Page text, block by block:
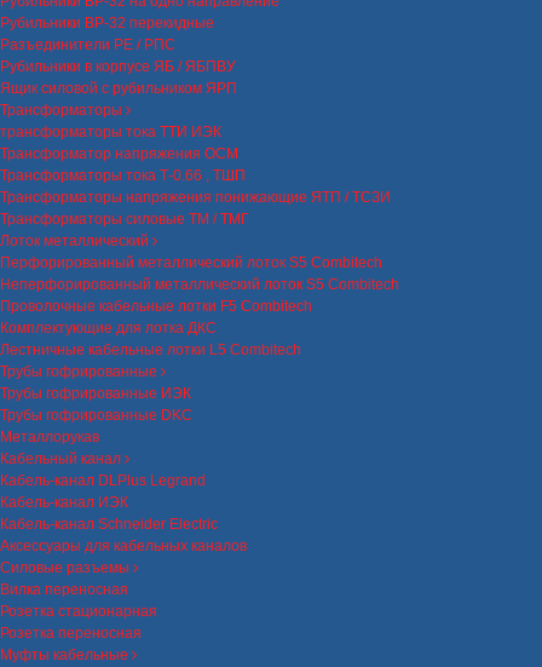
Рубильники ВР-32 перекидные
Разъединители РЕ / РПС
Рубильники в корпусе ЯБ / ЯБПВУ
Ящик силовой с рубильником ЯРП
Трансформаторы
трансформаторы тока ТТИ ИЭК
Трансформатор напряжения ОСМ
Трансформаторы тока Т-0.66 , ТШП
Трансформаторы напряжения понижающие ЯТП / ТСЗИ
Трансформаторы силовые ТМ / ТМГ
Лоток металлический
Перфорированный металлический лоток S5 Combitech
Неперфорированный металлический лоток S5 Combitech
Проволочные кабельные лотки F5 Combitech
Комплектующие для лотка ДКС
Лестничные кабельные лотки L5 Combitech
Трубы гофрированные
Трубы гофрированные ИЭК
Трубы гофрированные DKC
Металлорукав
Кабельный канал
Кабель-канал DLPlus Legrand
Кабель-канал ИЭК
Кабель-канал Schneider Electric
Аксессуары для кабельных каналов
Силовые разъемы
Вилка переносная
Розетка стационарная
Розетка переносная
Муфты кабельные